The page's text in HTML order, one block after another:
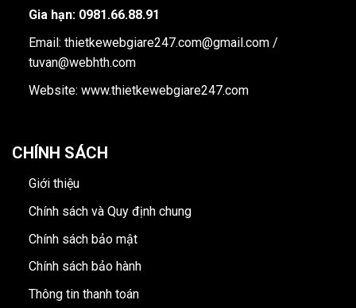
Gia hạn: 0981.66.88.91
Email: thietkewebgiare247.com@gmail.com /
tuvan@webhth.com
Website: www.thietkewebgiare247.com
CHÍNH SÁCH
Giới thiệu
Chính sách và Quy định chung
Chính sách bảo mật
Chính sách bảo hành
Thông tin thanh toán